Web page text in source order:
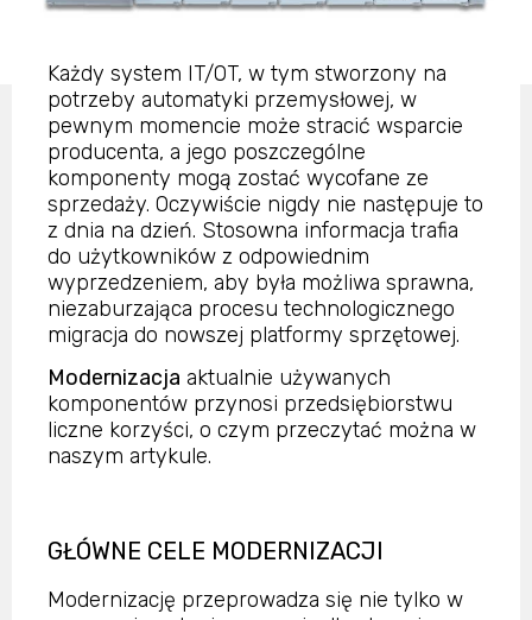
Każdy system IT/OT, w tym stworzony na
potrzeby automatyki przemysłowej, w
pewnym momencie może stracić wsparcie
producenta, a jego poszczególne
komponenty mogą zostać wycofane ze
sprzedaży. Oczywiście nigdy nie następuje to
z dnia na dzień. Stosowna informacja trafia
do użytkowników z odpowiednim
wyprzedzeniem, aby była możliwa sprawna,
niezaburzająca procesu technologicznego
migracja do nowszej platformy sprzętowej.
Modernizacja aktualnie używanych
komponentów przynosi przedsiębiorstwu
liczne korzyści, o czym przeczytać można w
naszym artykule.
GŁÓWNE CELE MODERNIZACJI
Modernizację przeprowadza się nie tylko w